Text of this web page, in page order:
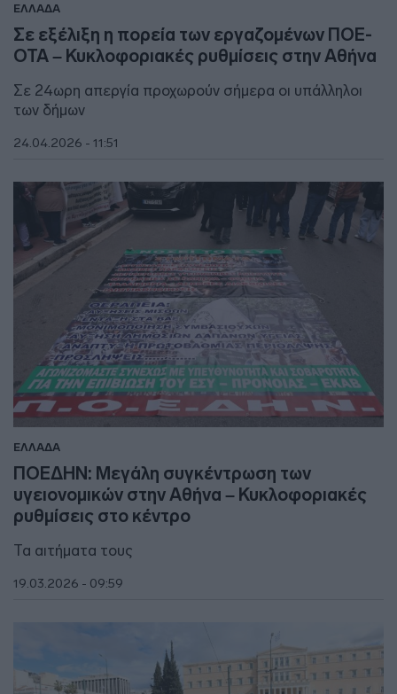
ΕΛΛΑΔΑ
Σε εξέλιξη η πορεία των εργαζομένων ΠΟΕ-
ΟΤΑ – Κυκλοφοριακές ρυθμίσεις στην Αθήνα
Σε 24ωρη απεργία προχωρούν σήμερα οι υπάλληλοι
των δήμων
24.04.2026 - 11:51
ΕΛΛΑΔΑ
ΠΟΕΔΗΝ: Μεγάλη συγκέντρωση των
υγειονομικών στην Αθήνα – Κυκλοφοριακές
ρυθμίσεις στο κέντρο
Τα αιτήματα τους
19.03.2026 - 09:59